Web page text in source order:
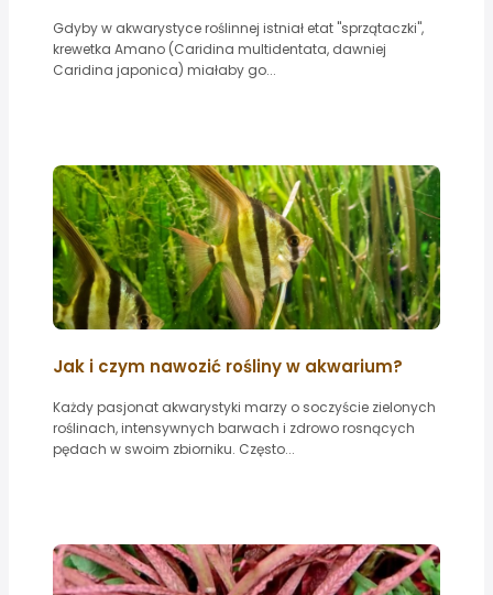
Gdyby w akwarystyce roślinnej istniał etat "sprzątaczki",
krewetka Amano (Caridina multidentata, dawniej
Caridina japonica) miałaby go...
Jak i czym nawozić rośliny w akwarium?
Każdy pasjonat akwarystyki marzy o soczyście zielonych
roślinach, intensywnych barwach i zdrowo rosnących
pędach w swoim zbiorniku. Często...